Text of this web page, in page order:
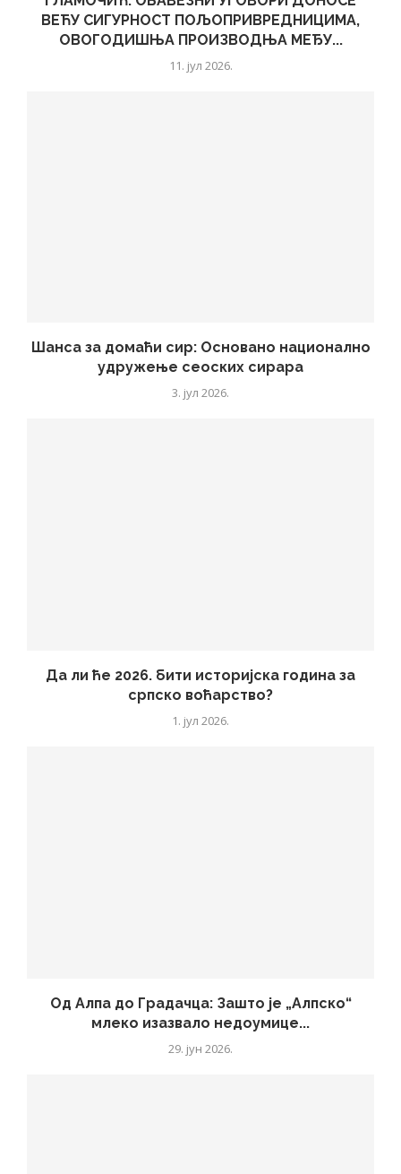
ВЕЋУ СИГУРНОСТ ПОЉОПРИВРЕДНИЦИМА,
ОВОГОДИШЊА ПРОИЗВОДЊА МЕЂУ...
11. јул 2026.
Шанса за домаћи сир: Основано национално
удружење сеоских сирара
3. јул 2026.
Да ли ће 2026. бити историјска година за
српско воћарство?
1. јул 2026.
Од Алпа до Градачца: Зашто је „Алпско“
млеко изазвало недоумице...
29. јун 2026.